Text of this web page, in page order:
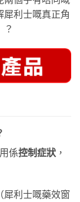
利士嘅真正角
？
係控制症狀 ，
犀利士嘅藥效窗